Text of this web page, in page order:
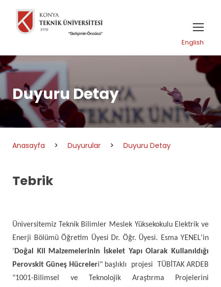
English
Duyuru Detay
Anasayfa > Duyurular > Duyuru Detay
Tebrik
Üniversitemiz Teknik Bilimler Meslek Yüksekokulu Elektrik ve
Enerji Bölümü Öğretim Üyesi Dr. Öğr. Üyesi. Esma YENEL'in
'Doğal Kil Malzemelerinin İskelet Yapı Olarak Kullanıldığı
Perovskit Güneş Hücreleri" başlıklı projesi TÜBİTAK ARDEB
"1001-Bilimsel ve Teknolojik Araştırma Projelerini